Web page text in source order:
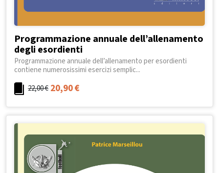
Programmazione annuale dell’allenamento
degli esordienti
Programmazione annuale dell’allenamento per esordienti
contiene numerosissimi esercizi semplic...
22,00€ 20,90€